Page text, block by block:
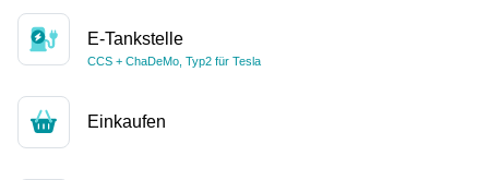
E-Tankstelle
CCS + ChaDeMo, Typ2 für Tesla
Einkaufen